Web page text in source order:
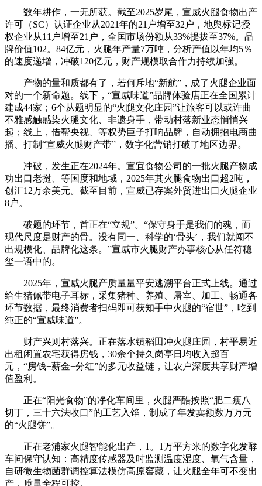
数年耕作，一无所获。截至2025岁尾，宣威火腿食物出产
许可（SC）认证企业从2021年的21户增至32户，地舆标记授
权企业从11户增至21户，全国市场份额从33%提拔至37%。品
牌价值102。84亿元，火腿年产量7万吨，分析产值以年均5％
的速度递增，冲破120亿元，财产规模取合作力持续加强。
产物的量和质都有了，若何斥地“新航”，成了火腿企业面
对的一个新命题。线下，“宣威味道”品牌体验店正在全国累计
建成44家；6个从题明显的“火腿文化庄园”让旅客可以或许曲
不雅感触感染火腿文化、非遗身手，带动村落新业态悄悄兴
起；线上，借帮央视、等权势巨子打响品牌，自动拥抱电商曲
播、打制“宣威火腿财产带”，数字化营销打破了地区边界。
冲破，发生正在2024年。宣宜食物公司的一批火腿产物成
功出口老挝、等国度和地域，2025年其火腿食物出口超2吨，
创汇12万余美元。截至目前，宣威已存案外贸进出口火腿企业
8户。
破题的环节，首正在“立规”。“保守身手是我们的魂，而
现代尺度是财产的骨。没有同一、科学的‘骨头’，我们就闯不
出规模化、品牌化这条。”宣威市火腿财产办事核心从任符稳
玺一语中的。
2025年，宣威火腿产质量量平安逃溯平台正式上线。通过
给生猪佩带电子耳标，采集猪种、养殖、屠宰、加工、畅通各
环节数据，最终消费者扫码即可获知手中火腿的“宿世”，吃到
纯正的“宣威味道”。
财产兴则村落兴。正在落水镇稻田冲火腿庄园，村平易近
出租闲置农宅获得房钱，30余个持久岗亭日均收入超百
元，“房钱+薪金+分红”的多元收益链，让农户深度共享财产增
值盈利。
正在“阳光食物”的净化车间里，火腿严酷按照“肥二瘦八
切丁，三十六法收口”的工艺入馅，制成了年发卖额数万万元
的“火腿饼”。
正在老浦家火腿智能化出产，1。1万平方米的数字化发酵
车间保守认知：高精度传感器及时监测温度湿度、氧气含量，
自研微生物菌群调控算法模仿高原窖藏，让火腿全年可不变出
产，质量全程可控。